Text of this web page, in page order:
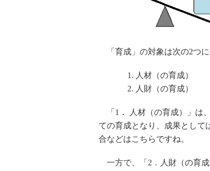
「育成」の対象は次の2つに
人材（の育成）
人財（の育成）
「1． 人材（の育成）」は、
ての育成となり、成果として
合などはこちらですね。
一方で、「2．人財（の育